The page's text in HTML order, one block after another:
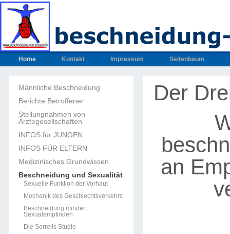
Home Kontakt Impressum Seitenbaum
Männliche Beschneidung
Berichte Betroffener
Stellungnahmen von
Ärztegesellschaften
INFOS für JUNGEN
INFOS FÜR ELTERN
Medizinisches Grundwissen
Beschneidung und Sexualität
Sexuelle Funktion der Vorhaut
Mechanik des Geschlechtsverkehrs
Beschneidung mindert
Sexualempfinden
Die Sorrells Studie
Der
an